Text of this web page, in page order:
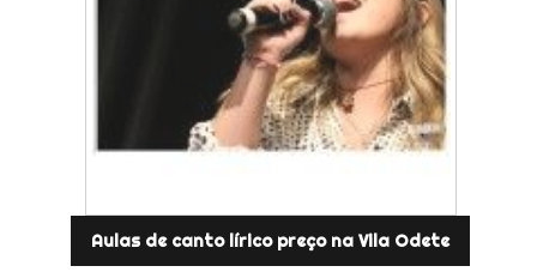
Aulas de canto lírico preço na Vila Odete